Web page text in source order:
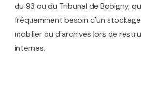
du 93 ou du Tribunal de Bobigny,
fréquemment besoin d'un
mobilier ou d'archives lors de
internes.